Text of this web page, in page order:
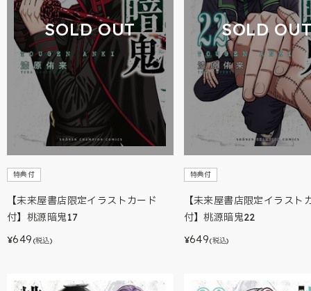
SOLD OUT
特典付
【未来屋書店限定イラストカード
付】桃源暗鬼17
¥649 (税込)
SOLD
特典付
【未来屋書店限定イラスト
付】桃源暗鬼22
¥649(税込)